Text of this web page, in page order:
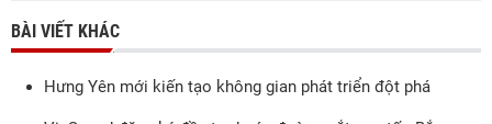
BÀI VIẾT KHÁC
Hưng Yên mới kiến tạo không gian phát triển đột phá